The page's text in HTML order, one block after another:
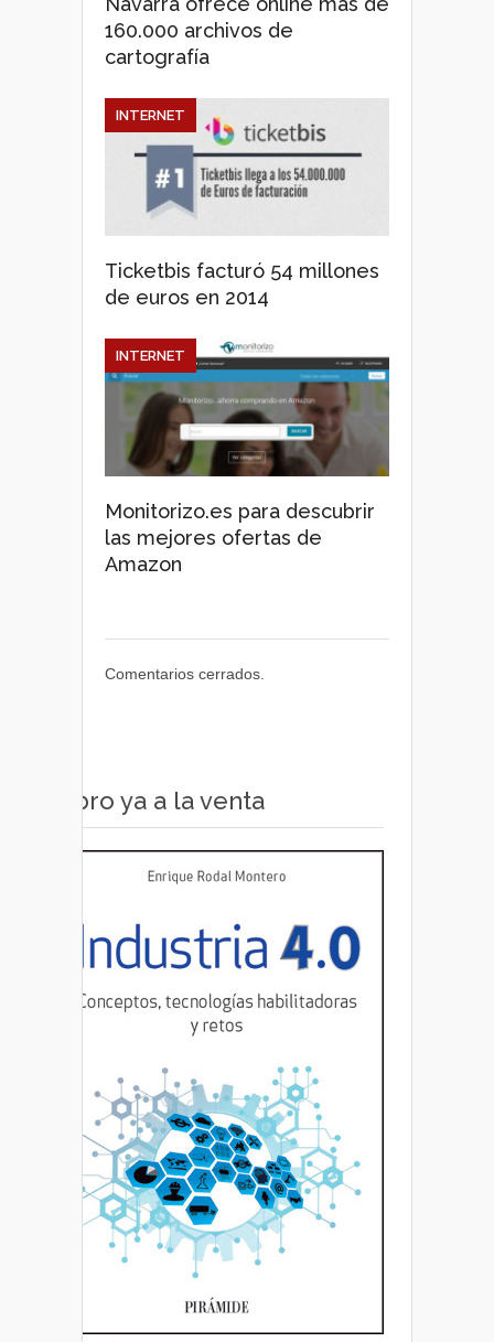
160.000 archivos de
cartografía
Ticketbis facturó 54 millones
de euros en 2014
INTERNET
Monitorizo.es para descubrir
las mejores ofertas de
Amazon
INTERNET
Comentarios cerrados.
Libro ya a la venta